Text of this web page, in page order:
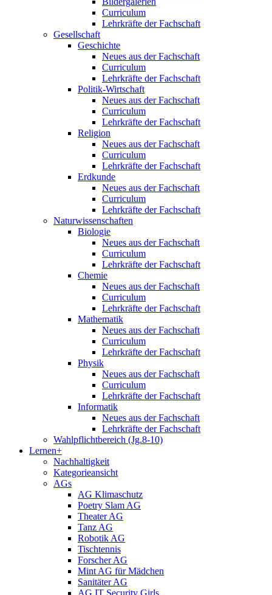
Curriculum
Lehrkräfte der Fachschaft
Gesellschaft
Geschichte
Neues aus der Fachschaft
Curriculum
Lehrkräfte der Fachschaft
Politik-Wirtschaft
Neues aus der Fachschaft
Curriculum
Lehrkräfte der Fachschaft
Religion
Neues aus der Fachschaft
Curriculum
Lehrkräfte der Fachschaft
Erdkunde
Neues aus der Fachschaft
Curriculum
Lehrkräfte der Fachschaft
Naturwissenschaften
Biologie
Neues aus der Fachschaft
Curriculum
Lehrkräfte der Fachschaft
Chemie
Neues aus der Fachschaft
Curriculum
Lehrkräfte der Fachschaft
Mathematik
Neues aus der Fachschaft
Curriculum
Lehrkräfte der Fachschaft
Physik
Neues aus der Fachschaft
Curriculum
Lehrkräfte der Fachschaft
Informatik
Neues aus der Fachschaft
Lehrkräfte der Fachschaft
Wahlpflichtbereich (Jg.8-10)
Lernen+
Nachhaltigkeit
Kategorieansicht
AGs
AG Klimaschutz
Poetry Slam AG
Theater AG
Tanz AG
Robotik AG
Tischtennis
Forscher AG
Mint AG für Mädchen
Sanitäter AG